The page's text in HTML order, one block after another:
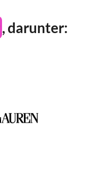
, darunter: